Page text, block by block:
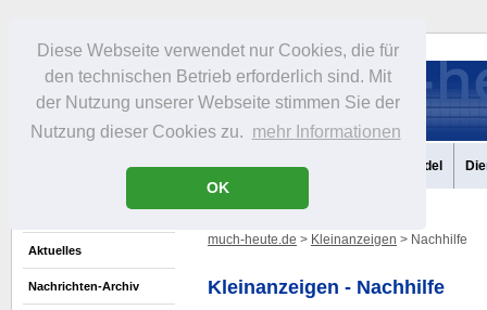
Diese Webseite verwendet nur Cookies, die für
den technischen Betrieb erforderlich sind. Mit
der Nutzung unserer Webseite stimmen Sie der
Nutzung dieser Cookies zu. mehr Informationen
OK
Portrait Infos Freizeit Gastronomie Handel
Aktuelles
Nachrichten-Archiv
much-heute.de > Kleinanzeigen > Nachhilfe
Kleinanzeigen - Nachhilfe